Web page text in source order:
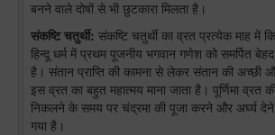
बनने वाले दोषों से भी छुटकारा मिलता है।
संकष्टि चतुर्थी: संकष्टि चतुर्थी का व्रत प्रत्येक माह में
हिन्दू धर्म में प्रथम पूजनीय भगवान गणेश को समर्पित बेहद
है। संतान प्राप्ति की कामना से लेकर संतान की अच्छी
इस व्रत का बहुत महात्मय माना जाता है। पूर्णिमा व्रत
निकलने के समय पर चंद्रमा की पूजा करने और अर्घ्य देने
गया है।